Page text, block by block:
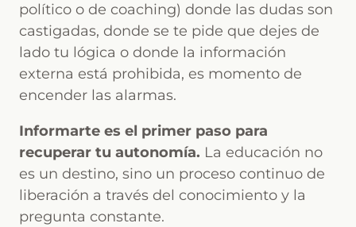
político o de coaching) donde las dudas son
castigadas, donde se te pide que dejes de
lado tu lógica o donde la información
externa está prohibida, es momento de
encender las alarmas.
Informarte es el primer paso para
recuperar tu autonomía. La educación no
es un destino, sino un proceso continuo de
liberación a través del conocimiento y la
pregunta constante.